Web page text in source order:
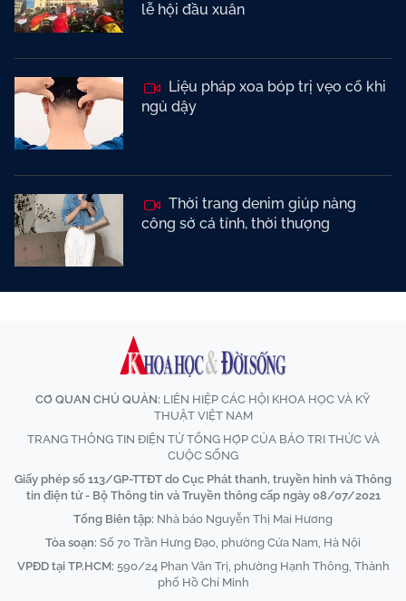
lễ hội đầu xuân
Liệu pháp xoa bóp trị vẹo cổ khi
ngủ dậy
Thời trang denim giúp nàng
công sở cá tính, thời thượng
CƠ QUAN CHỦ QUẢN: LIÊN HIỆP CÁC HỘI KHOA HỌC VÀ KỸ
THUẬT VIỆT NAM
TRANG THÔNG TIN ĐIỆN TỬ TỔNG HỢP CỦA BÁO TRI THỨC VÀ
CUỘC SỐNG
Giấy phép số 113/GP-TTĐT do Cục Phát thanh, truyền hình và Thông
tin điện tử - Bộ Thông tin và Truyền thông cấp ngày 08/07/2021
Tổng Biên tập: Nhà báo Nguyễn Thị Mai Hương
Tòa soạn: Số 70 Trần Hưng Đạo, phường Cửa Nam, Hà Nội
VPĐD tại TP.HCM: 590/24 Phan Văn Trị, phường Hạnh Thông, Thành
phố Hồ Chí Minh